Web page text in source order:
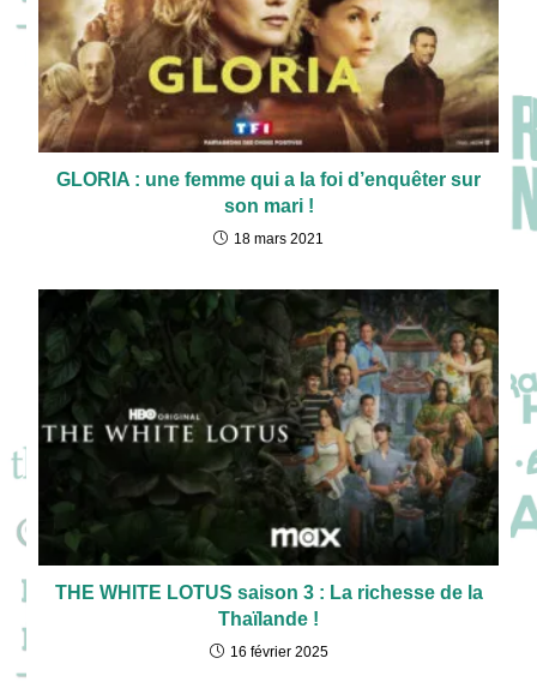
GLORIA : une femme qui a la foi d’enquêter sur
son mari !
18 mars 2021
THE WHITE LOTUS saison 3 : La richesse de la
Thaïlande !
16 février 2025